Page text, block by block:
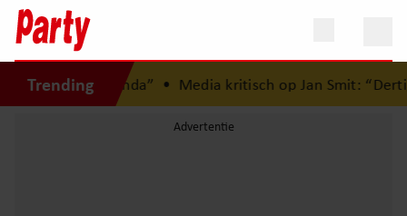
Trending
agenda”• Media kritisch op Jan Smit: “Dertig jaar